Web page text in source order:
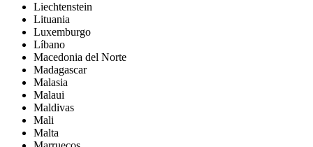
Liechtenstein
Lituania
Luxemburgo
Líbano
Macedonia del Norte
Madagascar
Malasia
Malaui
Maldivas
Mali
Malta